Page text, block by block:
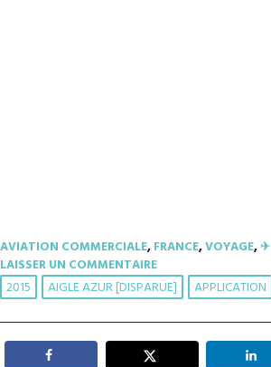
AVIATION COMMERCIALE,FRANCE,VOYAGE,✈︎
LAISSER UN COMMENTAIRE
2015 AIGLE AZUR [DISPARUE] APPLICATION